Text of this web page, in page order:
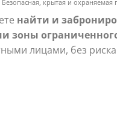
Безопасная, крытая и
найти и
зоны
лицами, без